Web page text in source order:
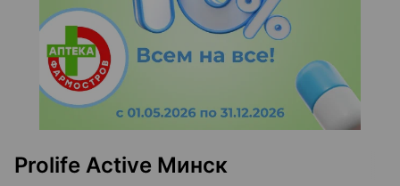
Prolife Active Минск